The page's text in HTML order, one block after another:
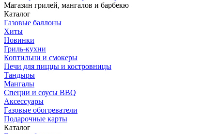
Магазин грилей, мангалов и барбекю
Каталог
Газовые баллоны
Хиты
Новинки
Гриль-кухни
Коптильни и смокеры
Печи для пиццы и костровницы
Тандыры
Мангалы
Специи и соусы BBQ
Аксессуары
Газовые обогреватели
Подарочные карты
Каталог